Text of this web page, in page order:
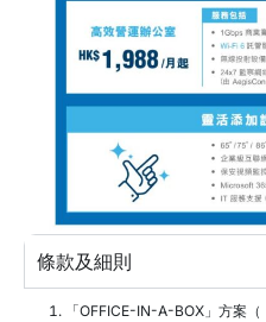
條款及細則
「OFFICE-IN-A-BOX」方案